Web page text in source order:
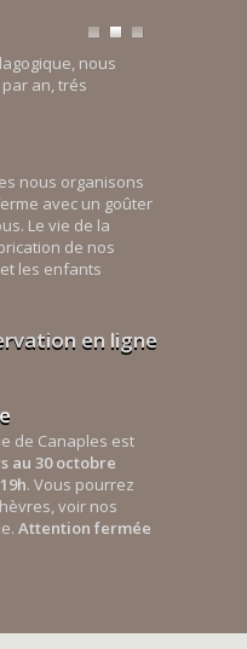
nous
an, trés
nous organisons
avec un goûter
Le vie de la
de nos
les enfants
en ligne
de Canaples est
au 30 octobre
. Vous pourrez
voir nos
Attention fermée